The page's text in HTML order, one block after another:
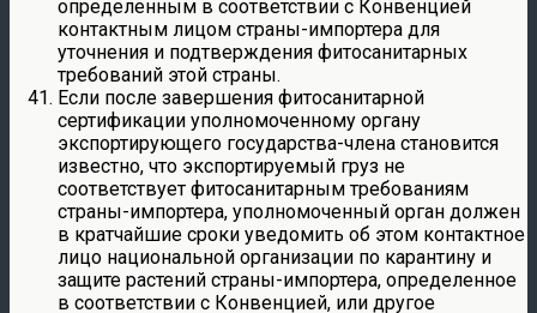
определенным в соответствии с Конвенцией
контактным лицом страны-импортера для
уточнения и подтверждения фитосанитарных
требований этой страны.
Если после завершения фитосанитарной
сертификации уполномоченному органу
экспортирующего государства-члена становится
известно, что экспортируемый груз не
соответствует фитосанитарным требованиям
страны-импортера, уполномоченный орган должен
в кратчайшие сроки уведомить об этом контактное
лицо национальной организации по карантину и
защите растений страны-импортера, определенное
в соответствии с Конвенцией, или другое